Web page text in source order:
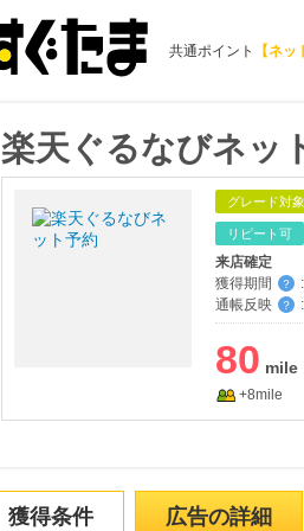
共通ポイント 【ネ
楽天ぐるなびネッ
グレード対象
リピート可
来店確定
獲得期間
？
:
通帳反映
？ :
80
+8mile
獲得条件 広告の詳細